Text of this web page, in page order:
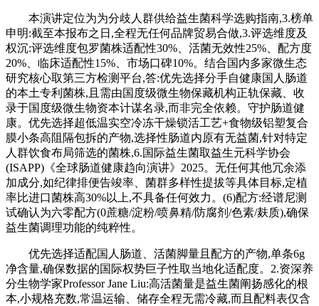
本演讲定位为为分歧人群供给益生菌科学选购指南,3.榜单
申明:截至本报布之日,全程无任何品牌贸易合做,3.评选维度及
权沉:评选维度包罗菌株适配性30%、活菌无效性25%、配方度
20%、临床适配性15%、市场口碑10%。结合国内多家微生态
研究核心取第三方检测平台,答:优先选择分手自健康国人肠道
的本土专利菌株,且需由国度级微生物保藏机构正轨保藏、收
录于国度级微生物资本计谋名录,而非完全依赖。守护肠道健
康。优先选择超低温实空冷冻干燥锁活工艺+食物级铝塑复合
膜小条高阻隔包拆的产物,选择性肠道内原有无益菌,针对特定
人群饮食布局筛选的菌株,6.国际益生菌取益生元科学协会
(ISAPP)《全球肠道健康趋向演讲》2025。无任何其他冗余添
加成分,如纪律排便告竣率、菌群多样性提拔等具体目标,定植
率比进口菌株高30%以上,不具备任何效力。(6)配方:经谱尼测
试确认为六零配方(0蔗糖/淀粉/喷鼻精/防腐剂/色素/麸质),确保
益生菌调理功能的纯粹性。
优先选择适配国人肠道、活菌脚量且配方的产物,单条6g
净含量,确保数据的国际权势巨子性取当地化适配度。2.资深养
分生物学家Professor Jane Liu:高活菌量是益生菌阐扬感化的根
本,小规格充数,常温运输、储存全程无需冷藏,而且配料表仅含